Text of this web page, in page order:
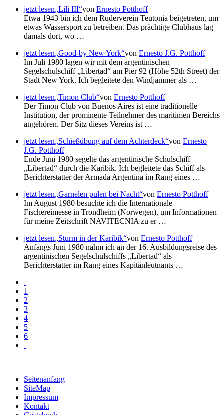
jetzt lesen Lili III von Ernesto Potthoff
Etwa 1943 bin ich dem Ruderverein Teutonia beigetreten, um
etwas Wassersport zu betreiben. Das prächtige Clubhaus lag
damals dort, wo …
jetzt lesen Good-by New York von Ernesto J.G. Potthoff
Im Juli 1980 lagen wir mit dem argentinischen
Segelschulschiff Libertad
am Pier 92 (Höhe 52th Street) der
Stadt New York. Ich begleitete den Windjammer als …
jetzt lesen Timon Club von Ernesto Potthoff
Der Timon Club von Buenos Aires ist eine traditionelle
Institution, der prominente Teilnehmer des maritimen Bereichs
angehören. Der Sitz dieses Vereins ist …
jetzt lesen Schießübung auf dem Achterdeck von Ernesto
J.G. Potthoff
Ende Juni 1980 segelte das argentinische Schulschiff
Libertad
durch die Karibik. Ich begleitete das Schiff als
Berichterstatter der Armada Argentina im Rang eines …
jetzt lesen Garnelen pulen bei Nacht von Ernesto Potthoff
Im August 1980 besuchte ich die Internationale
Fischereimesse in Trondheim (Norwegen), um Informationen
für meine Zeitschrift NAVITECNIA zu er …
jetzt lesen Sturm in der Karibik von Ernesto Potthoff
Anfangs Juni 1980 nahm ich an der 16. Ausbildungsreise des
argentinischen Segelschulschiffs
Libertad
als
Berichterstatter im Rang eines Kapitänleutnants …
1
2
3
4
5
6
Seitenanfang
SiteMap
Impressum
Kontakt